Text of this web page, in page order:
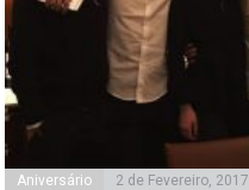
Aniversário 2 de Fevereiro, 2017